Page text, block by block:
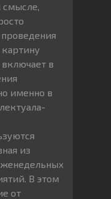
смысле,
в
именно в
из
В этом
от